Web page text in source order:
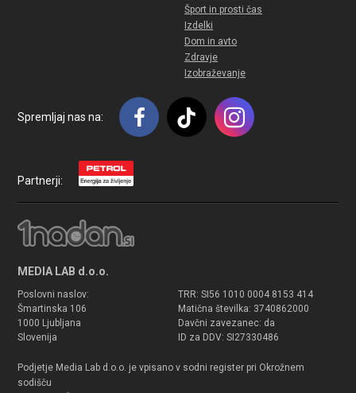
Šport in prosti čas
Izdelki
Dom in avto
Zdravje
Izobraževanje
Spremljaj nas na:
Partnerji:
MEDIA LAB d.o.o.
Poslovni naslov:
Šmartinska 106
1000 Ljubljana
Slovenija
TRR: SI56 1010 0004 8153 414
Matična številka: 3740862000
Davčni zavezanec: da
ID za DDV: SI27330486
Podjetje Media Lab d.o.o. je vpisano v sodni register pri Okrožnem
sodišču